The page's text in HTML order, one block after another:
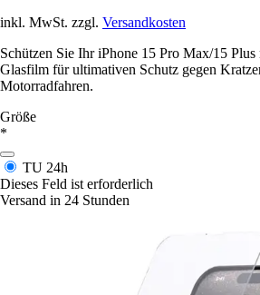
inkl. MwSt. zzgl. Versandkosten
Schützen Sie Ihr iPhone 15 Pro Max/15
Glasfilm für ultimativen Schutz gegen
Motorradfahren.
Größe
*
TU 24h
Dieses Feld ist erforderlich
Versand in 24 Stunden